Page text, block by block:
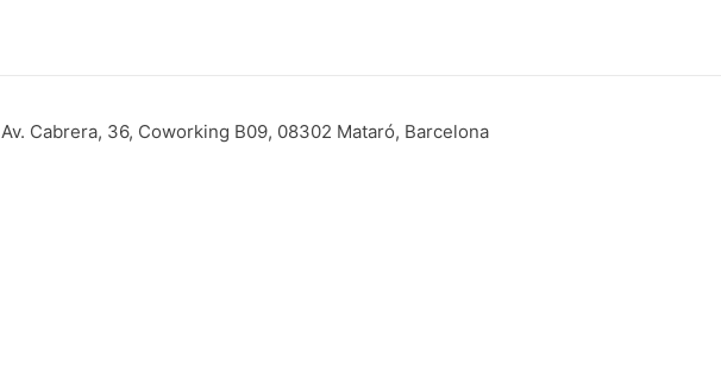
Av. Cabrera, 36, Coworking B09, 08302 Mataró, Barcelona